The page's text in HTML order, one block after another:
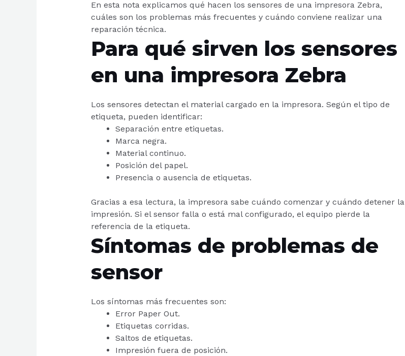
En esta nota explicamos qué hacen los sensores de una impresora Zebra,
cuáles son los problemas más frecuentes y cuándo conviene realizar una
reparación técnica.
Para qué sirven los sensores
en una impresora Zebra
Los sensores detectan el material cargado en la impresora. Según el tipo de
etiqueta, pueden identificar:
Separación entre etiquetas.
Marca negra.
Material continuo.
Posición del papel.
Presencia o ausencia de etiquetas.
Gracias a esa lectura, la impresora sabe cuándo comenzar y cuándo detener la
impresión. Si el sensor falla o está mal configurado, el equipo pierde la
referencia de la etiqueta.
Síntomas de problemas de
sensor
Los síntomas más frecuentes son:
Error Paper Out.
Etiquetas corridas.
Saltos de etiquetas.
Impresión fuera de posición.